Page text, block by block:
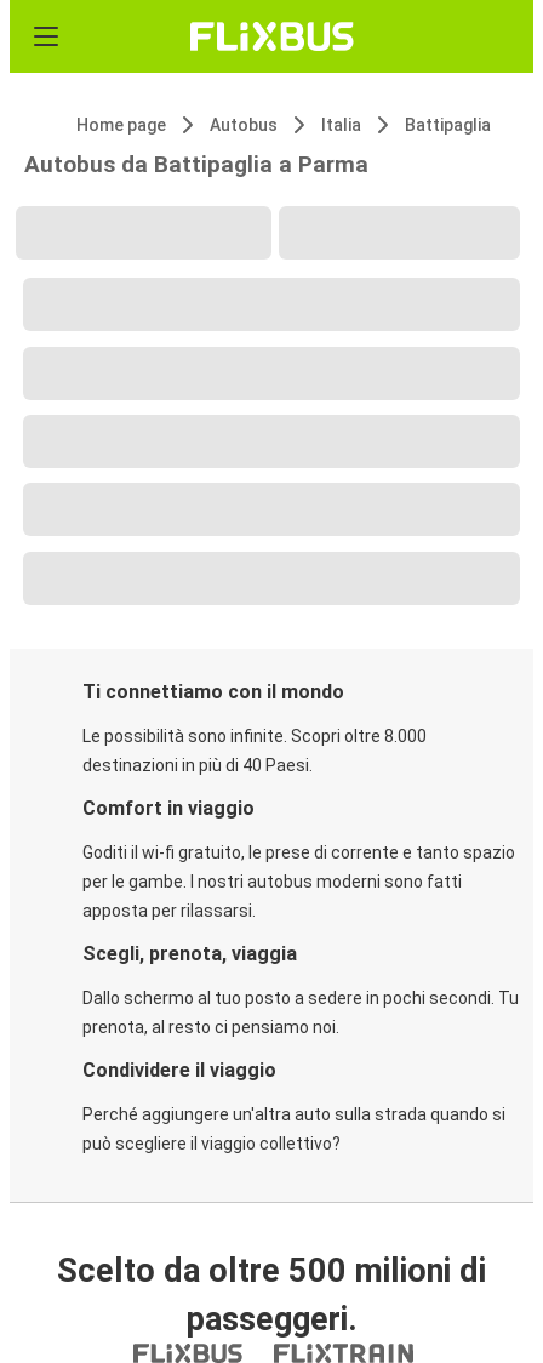
Home page Autobus Italia Battipaglia
Autobus da Battipaglia a Parma
Ti connettiamo con il mondo
Le possibilità sono infinite. Scopri oltre 8.000
destinazioni in più di 40 Paesi.
Comfort in viaggio
Goditi il wi-fi gratuito, le prese di corrente e tanto spazio
per le gambe. I nostri autobus moderni sono fatti
apposta per rilassarsi.
Scegli, prenota, viaggia
Dallo schermo al tuo posto a sedere in pochi secondi. Tu
prenota, al resto ci pensiamo noi.
Condividere il viaggio
Perché aggiungere un'altra auto sulla strada quando si
può scegliere il viaggio collettivo?
Scelto da oltre 500 milioni di
passeggeri.